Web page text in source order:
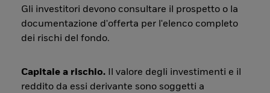
Gli investitori devono consultare il prospetto o la
documentazione d'offerta per l'elenco completo
dei rischi del fondo.
Capitale a rischio. Il valore degli investimenti e il
reddito da essi derivante sono soggetti a